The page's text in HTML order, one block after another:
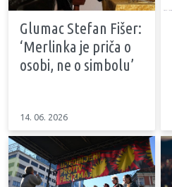
Glumac Stefan Fišer:
‘Merlinka je priča o
osobi, ne o simbolu’
14. 06. 2026